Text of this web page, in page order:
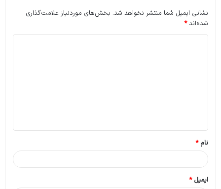
نشانی ایمیل شما منتشر نخواهد شد. بخش‌های موردنیاز علامت‌گذاری
شده‌اند*
*
نام*
ایمیل*